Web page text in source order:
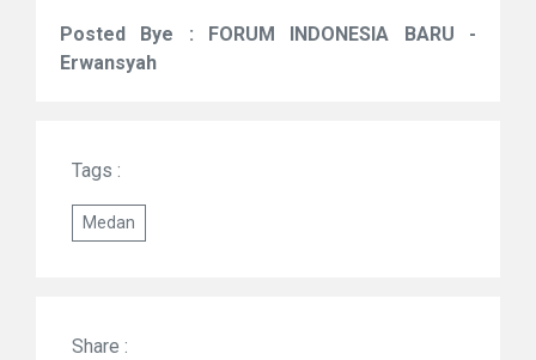
Posted Bye : FORUM INDONESIA BARU -
Erwansyah
Tags :
Medan
Share :